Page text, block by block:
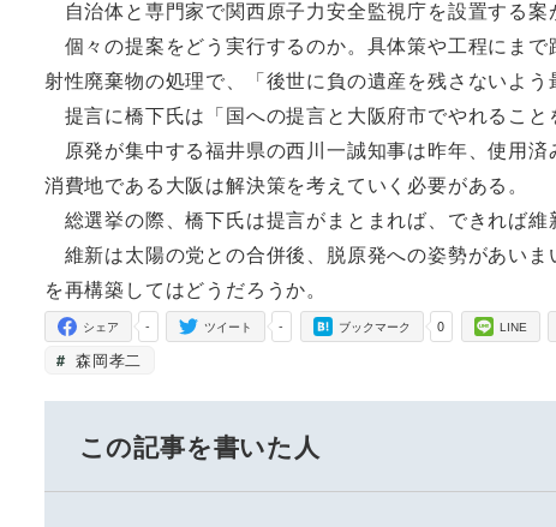
自治体と専門家で関西原子力安全監視庁を設置する案
個々の提案をどう実行するのか。具体策や工程にま
射性廃棄物の処理で、「後世に負の遺産を残さないよう
提言に橋下氏は「国への提言と大阪府市でやれること
原発が集中する福井県の西川一誠知事は昨年、使用
消費地である大阪は解決策を考えていく必要がある。
総選挙の際、橋下氏は提言がまとまれば、できれば維
維新は太陽の党との合併後、脱原発への姿勢があい
を再構築してはどうだろうか。
-
シェア -
ツイート 0
ブックマーク LINE
森岡孝二
この記事を書いた人